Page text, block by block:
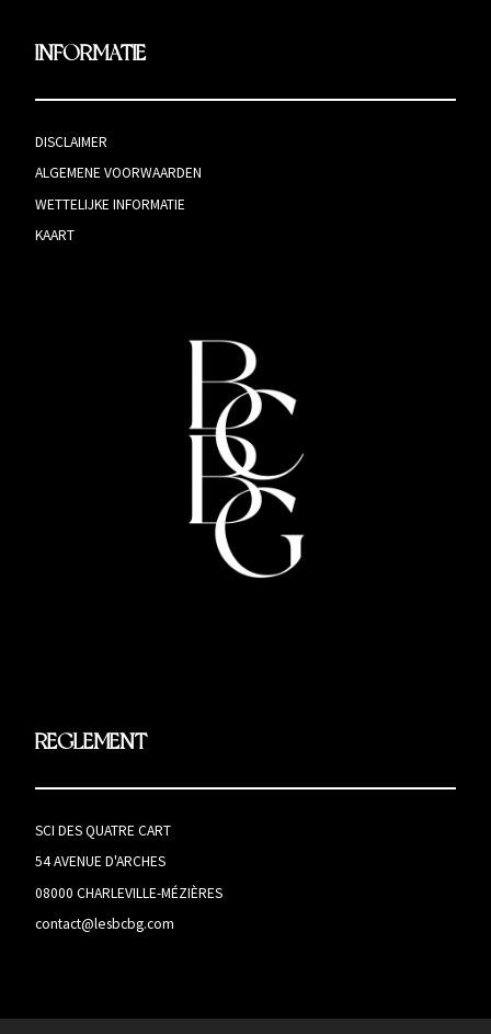
INFORMATIE
DISCLAIMER
ALGEMENE VOORWAARDEN
WETTELIJKE INFORMATIE
KAART
REGLEMENT
SCI DES QUATRE CART
54 AVENUE D'ARCHES
08000 CHARLEVILLE-MÉZIÈRES
contact@lesbcbg.com